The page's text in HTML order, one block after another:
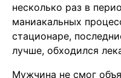
несколько раз в
маниакальных
стационаре,
лучше, обходился
Мужчина не смог